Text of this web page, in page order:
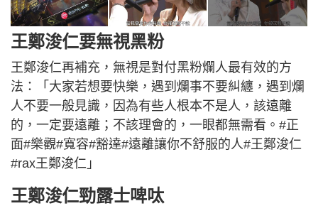
王鄭浚仁要無視黑粉
王鄭浚仁再補充，無視是對付黑粉爛人最有效的方
法：「大家若想要快樂，遇到爛事不要糾纏，遇到爛
人不要一般見識，因為有些人根本不是人，該遠離
的，一定要遠離；不該理會的，一眼都無需看。#正
面#樂觀#寬容#豁達#遠離讓你不舒服的人#王鄭浚仁
#rax王鄭浚仁」
王鄭浚仁勁露士啤呔